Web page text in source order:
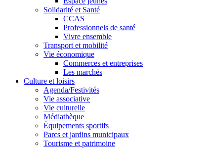
Solidarité et Santé
CCAS
Professionnels de santé
Vivre ensemble
Transport et mobilité
Vie économique
Commerces et entreprises
Les marchés
Culture et loisirs
Agenda/Festivités
Vie associative
Vie culturelle
Médiathèque
Équipements sportifs
Parcs et jardins municipaux
Tourisme et patrimoine